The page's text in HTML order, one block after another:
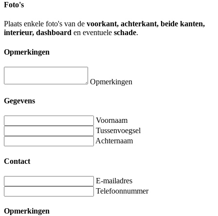
Foto's
Plaats enkele foto's van de voorkant, achterkant, beide kanten,
interieur, dashboard en eventuele schade.
Opmerkingen
Opmerkingen
Gegevens
Voornaam
Tussenvoegsel
Achternaam
Contact
E-mailadres
Telefoonnummer
Opmerkingen